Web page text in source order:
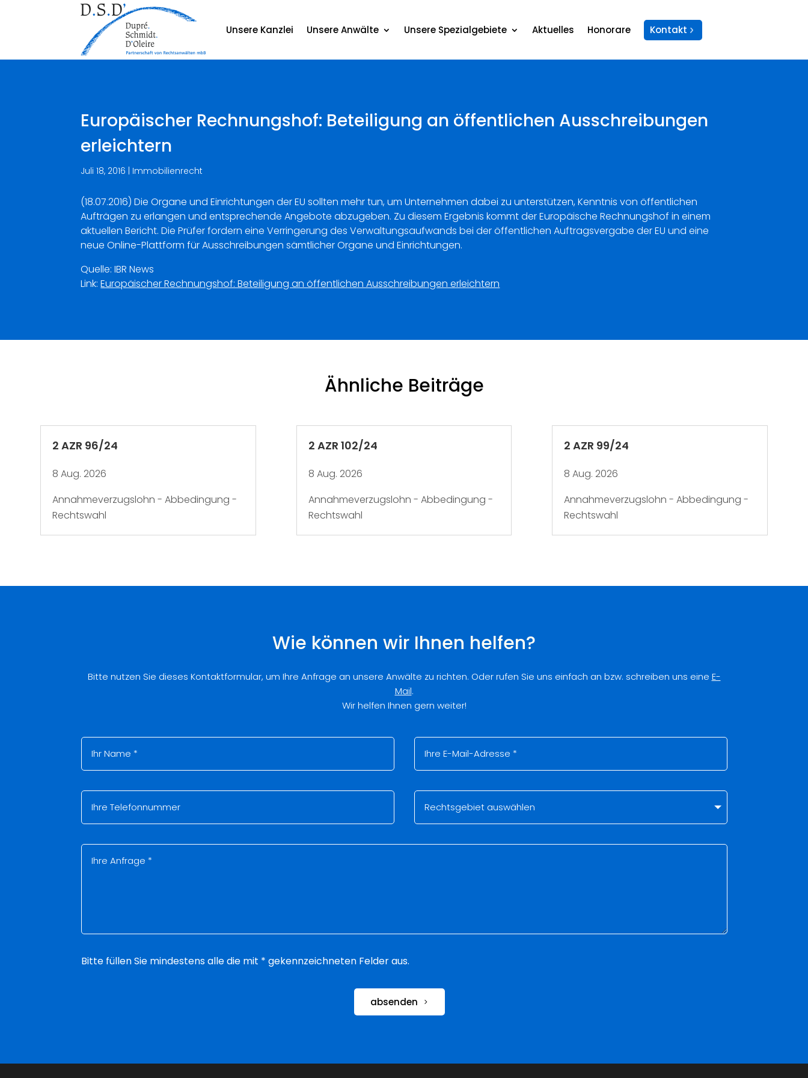
Unsere Kanzlei Unsere Anwälte Unsere Spezialgebiete Aktuelles Honorare Kontakt
Europäischer Rechnungshof: Beteiligung an öffentlichen Ausschreibungen
erleichtern
Juli 18, 2016 | Immobilienrecht
(18.07.2016) Die Organe und Einrichtungen der EU sollten mehr tun, um Unternehmen dabei zu unterstützen, Kenntnis von öffentlichen
Aufträgen zu erlangen und entsprechende Angebote abzugeben. Zu diesem Ergebnis kommt der Europäische Rechnungshof in einem
aktuellen Bericht. Die Prüfer fordern eine Verringerung des Verwaltungsaufwands bei der öffentlichen Auftragsvergabe der EU und eine
neue Online-Plattform für Ausschreibungen sämtlicher Organe und Einrichtungen.
Quelle: IBR News
Link:Europäischer Rechnungshof: Beteiligung an öffentlichen Ausschreibungen erleichtern
Ähnliche Beiträge
2 AZR 96/24
8 Aug. 2026
Annahmeverzugslohn - Abbedingung -
Rechtswahl
2 AZR 102/24
8 Aug. 2026
Annahmeverzugslohn - Abbedingung -
Rechtswahl
2 AZR 99/24
8 Aug. 2026
Annahmeverzugslohn - Abbedingung -
Rechtswahl
Wie können wir Ihnen helfen?
Bitte nutzen Sie dieses Kontaktformular, um Ihre Anfrage an unsere Anwälte zu richten. Oder rufen Sie uns einfach an bzw. schreiben uns eine E-
Mail.
Wir helfen Ihnen gern weiter!
Bitte füllen Sie mindestens alle die mit * gekennzeichneten Felder aus.
absenden